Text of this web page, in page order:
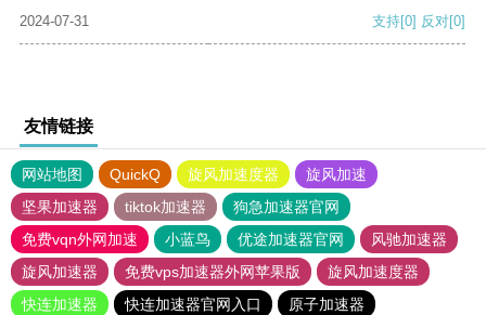
2024-07-31
支持[0] 反对[0]
友情链接
网站地图 QuickQ 旋风加速度器
旋风加速
坚果加速器
tiktok加速器
狗急加速器官网
免费vqn外网加速
小蓝鸟 优途加速器官网
风驰加速器
旋风加速器
免费vps加速器外网苹果版
旋风加速度器
快连加速器
快连加速器官网入口
原子加速器